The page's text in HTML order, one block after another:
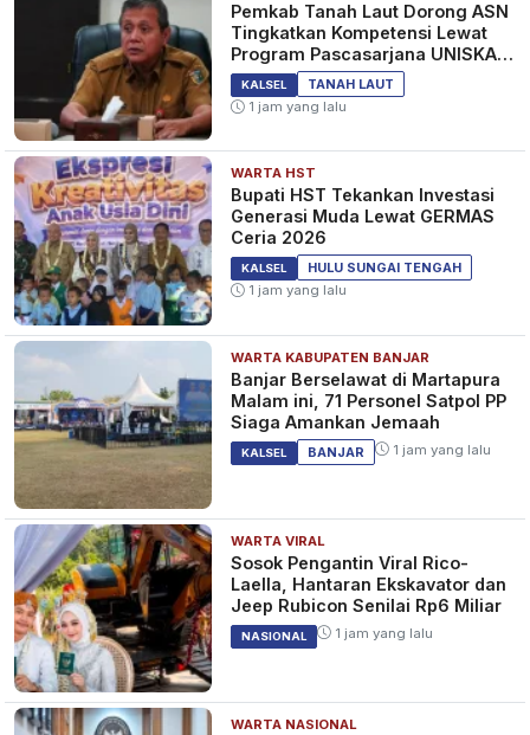
Pemkab Tanah Laut Dorong ASN
Tingkatkan Kompetensi Lewat
Program Pascasarjana UNISKA
MAB Banjarmasin
KALSEL
TANAH LAUT
1 jam yang lalu
WARTA HST
Bupati HST Tekankan Investasi
Generasi Muda Lewat GERMAS
Ceria 2026
KALSEL
HULU SUNGAI TENGAH
1 jam yang lalu
WARTA KABUPATEN BANJAR
Banjar Berselawat di Martapura
Malam ini, 71 Personel Satpol PP
Siaga Amankan Jemaah
KALSEL BANJAR 1 jam yang lalu
WARTA VIRAL
Sosok Pengantin Viral Rico-
Laella, Hantaran Ekskavator dan
Jeep Rubicon Senilai Rp6 Miliar
NASIONAL 1 jam yang lalu
WARTA NASIONAL